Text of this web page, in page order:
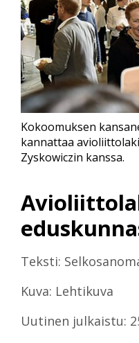
Teksti:
Kuva: Lehtikuva
Uutinen julkaistu:
Kokoomuksen
kannattaa
Zyskowiczin kanssa.